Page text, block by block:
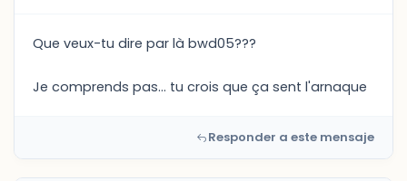
Que veux-tu dire par là bwd05???
Je comprends pas... tu crois que ça sent l'arnaque
Responder a este mensaje